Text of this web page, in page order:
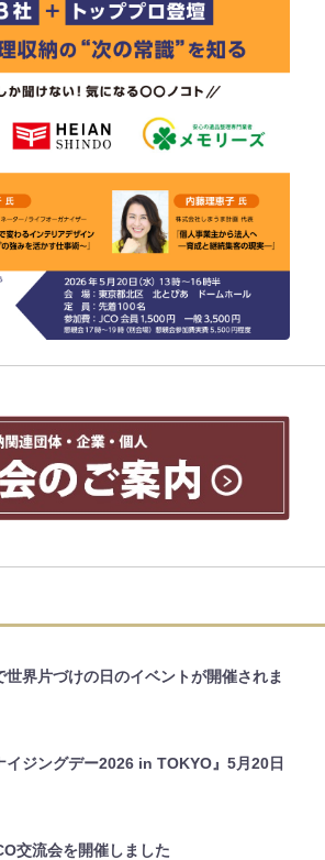
界片づけの日のイベントが開催されま
イジングデー2026 in TOKYO』5月20日
交流会を開催しました